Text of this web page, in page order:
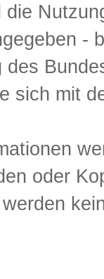
-
sich mit
oder